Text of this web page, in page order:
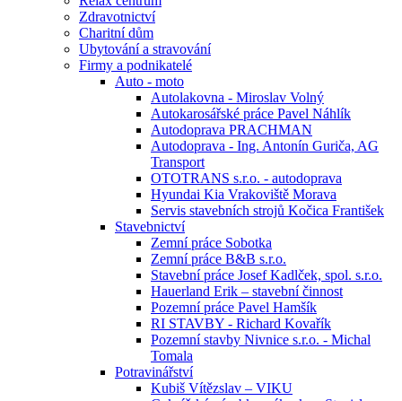
Zdravotnictví
Charitní dům
Ubytování a stravování
Firmy a podnikatelé
Auto - moto
Autolakovna - Miroslav Volný
Autokarosářské práce Pavel Náhlík
Autodoprava PRACHMAN
Autodoprava - Ing. Antonín Guriča, AG
Transport
OTOTRANS s.r.o. - autodoprava
Hyundai Kia Vrakoviště Morava
Servis stavebních strojů Kočica František
Stavebnictví
Zemní práce Sobotka
Zemní práce B&B s.r.o.
Stavební práce Josef Kadlček, spol. s.r.o.
Hauerland Erik – stavební činnost
Pozemní práce Pavel Hamšík
RI STAVBY - Richard Kovařík
Pozemní stavby Nivnice s.r.o. - Michal
Tomala
Potravinářství
Kubiš Vítězslav – VIKU